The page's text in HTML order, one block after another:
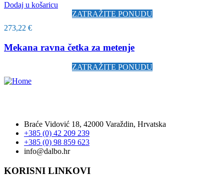
Dodaj u košaricu
ZATRAŽITE PONUDU
273,22 €
Mekana ravna četka za metenje
ZATRAŽITE PONUDU
Braće Vidović 18, 42000 Varaždin, Hrvatska
+385 (0) 42 209 239
+385 (0) 98 859 623
info@dalbo.hr
KORISNI LINKOVI